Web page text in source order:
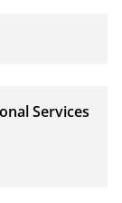
Services